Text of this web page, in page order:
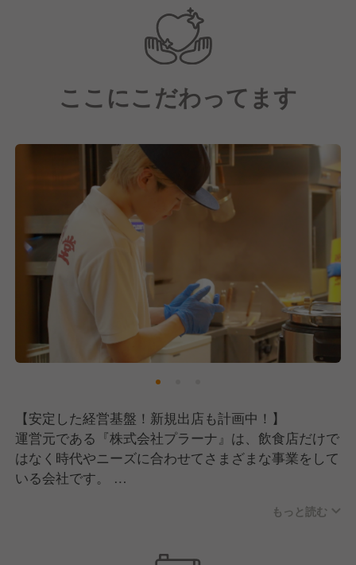
多いのも特徴の一つといえます。 従業員同士がお互
いを信頼し合い、自主性を持って働ける環境なので、
転職された社員さんが再び戻ってくることも少なくあ
【求める人物像】
き」「明るく前向き」「コツコツまじめ」といったタ
イプの方が特に活躍されています。
元祖油堂では、お客様だけでなくアルバイトスタッフ
も含め、多くの人と関わる仕事です。 積極的にコミ
ュニケーションを取れる方、人とのつながりを大切に
している方にはぴったりな職場といえるでしょう。
ここにこだわってます
【安定した経営基盤！新規出店も計画中！】
運営元である『株式会社プラーナ』は、飲食店だけで
はなく時代やニーズに合わせてさまざまな事業をして
いる会社です。
か、新規出店も続けているのでキャリアアップのチャ
もっと読む